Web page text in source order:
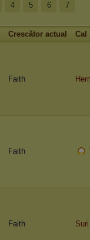
4 5 6 7
Crescător actual Cal
Faith
Faith
Faith